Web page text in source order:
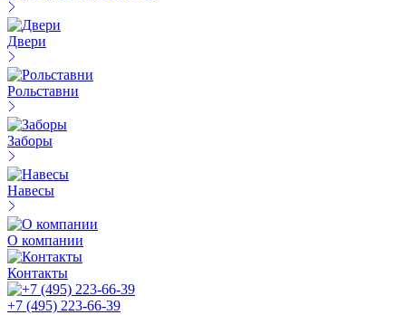
Двери
Рольставни
Заборы
Навесы
О компании
Контакты
+7 (495) 223-66-39